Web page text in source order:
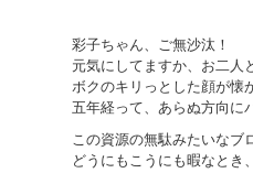
彩子ちゃん、ご無沙汰！
元気にしてますか、お二人
ボクのキリっとした顔が懐
五年経って、あらぬ方向に
この資源の無駄みたいなブ
どうにもこうにも暇なとき